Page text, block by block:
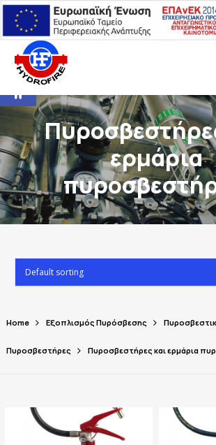
Ανοίξτε τη γραμμή εργαλείων
ερμάρια
Home Εξοπλισμός Πυρόσβεσης
Πυροσβεστήρες Πυροσβεστήρες και ερμάρια